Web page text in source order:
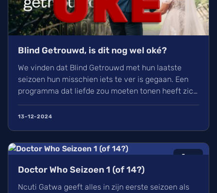
Blind Getrouwd, is dit nog wel oké?
We vinden dat Blind Getrouwd met hun laatste
seizoen hun misschien iets te ver is gegaan. Een
programma dat liefde zou moeten tonen heeft zich
meer gefocust om leed. Is dit de nieuwe soort van
uitlachtelevisie?
13-12-2024
6
Doctor Who Seizoen 1 (of 14?)
Ncuti Gatwa geeft alles in zijn eerste seizoen als